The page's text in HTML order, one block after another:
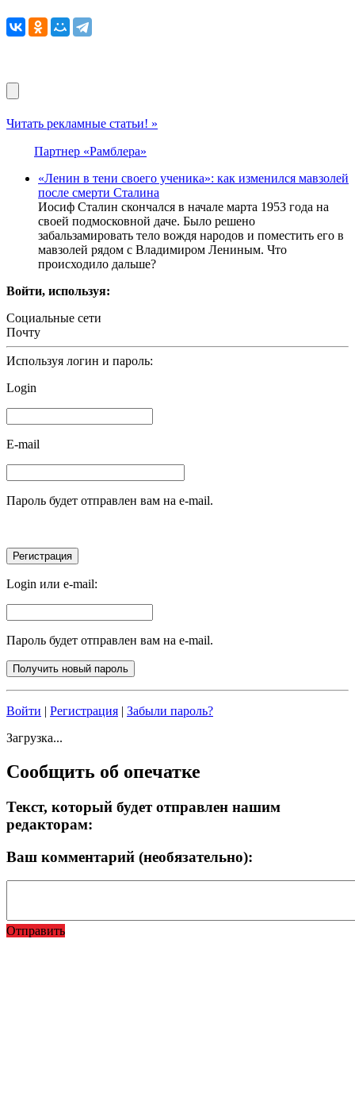
Читать рекламные статьи! »
Партнер «Рамблера»
«Ленин в тени своего ученика»: как изменился мавзолей
после смерти Сталина
Иосиф Сталин скончался в начале марта 1953 года на
своей подмосковной даче. Было решено
забальзамировать тело вождя народов и поместить его в
мавзолей рядом с Владимиром Лениным. Что
происходило дальше?
Войти, используя:
Социальные сети
Почту
Используя логин и пароль:
Login
E-mail
Пароль будет отправлен вам на e-mail.
Login или e-mail:
Пароль будет отправлен вам на e-mail.
Войти | Регистрация | Забыли пароль?
Загрузка...
Сообщить об опечатке
Текст, который будет отправлен нашим
редакторам:
Ваш комментарий (необязательно):
Отправить